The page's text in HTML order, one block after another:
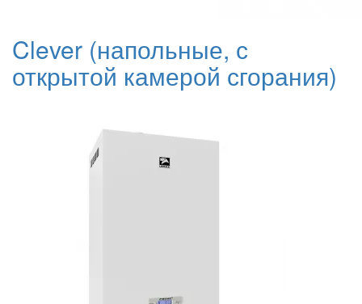
Clever (напольные, с
открытой камерой сгорания)